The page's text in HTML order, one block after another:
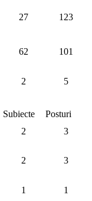
27 123
62 101
2 5
Subiecte
Posturi
2
3
2 3
1
1